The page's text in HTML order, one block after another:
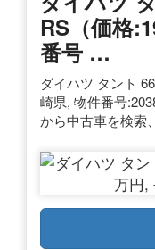
RS（価格
番号 …
ダイハツ タント
崎県, 物件番号
から中古車を検索